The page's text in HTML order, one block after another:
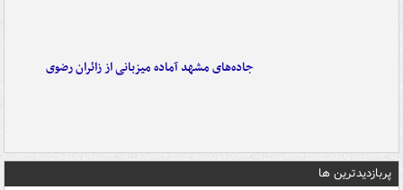
جاده‌های مشهد آماده میزبانی از زائران رضوی
پربازدیدترین ها